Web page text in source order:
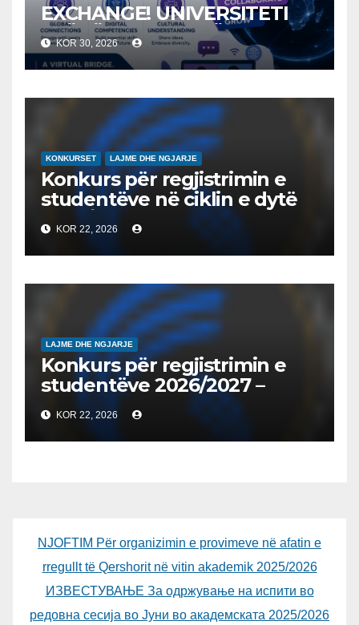
EXCHANGE! UNIVERSITETI
“NËNË TEREZA” NË SHKUP
UDHËHEQ NISMËN
NDËRKOMBËTARE PËR
EDUKIMIN DIGJITAL DHE
QYTETARINË GLOBALE
KOR 30, 2026
KONKURSET LAJME DHE NGJARJE
Konkurs për regjistrimin e
studentëve në ciklin e dytë
2026/2027 – Конкурс за
запишување на студенти
на втор циклус студии за
2026/2027
KOR 22, 2026
LAJME DHE NGJARJE
Konkurs për regjistrimin e
studentëve 2026/2027 –
Конкурс за запишување на
студенти за 2026/2027
KOR 22, 2026
NJOFTIM Për organizimin e provimeve në afatin e
rregullt të Qershorit në vitin akademik 2025/2026
ИЗВЕСТУВАЊЕ За одржување на испити во
редовна сесија во Јуни во академската 2025/2026